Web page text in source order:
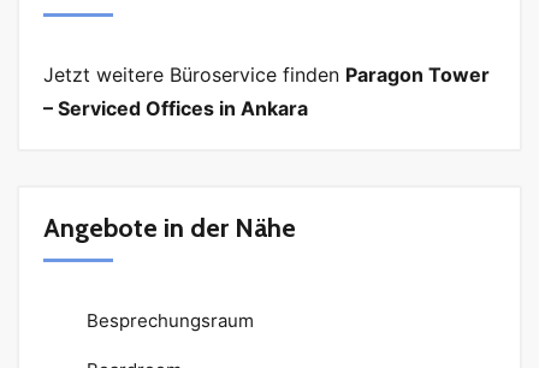
Jetzt weitere Büroservice finden Paragon Tower
– Serviced Offices in Ankara
Angebote in der Nähe
Besprechungsraum